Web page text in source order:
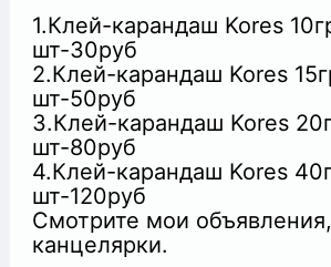
1.Клей-карандаш Kores
шт-30руб
2.Клей-карандаш Kores
шт-50руб
3.Клей-карандаш Kores
шт-80руб
4.Клей-карандаш Kores
шт-120руб
Смотрите мои
канцелярки.